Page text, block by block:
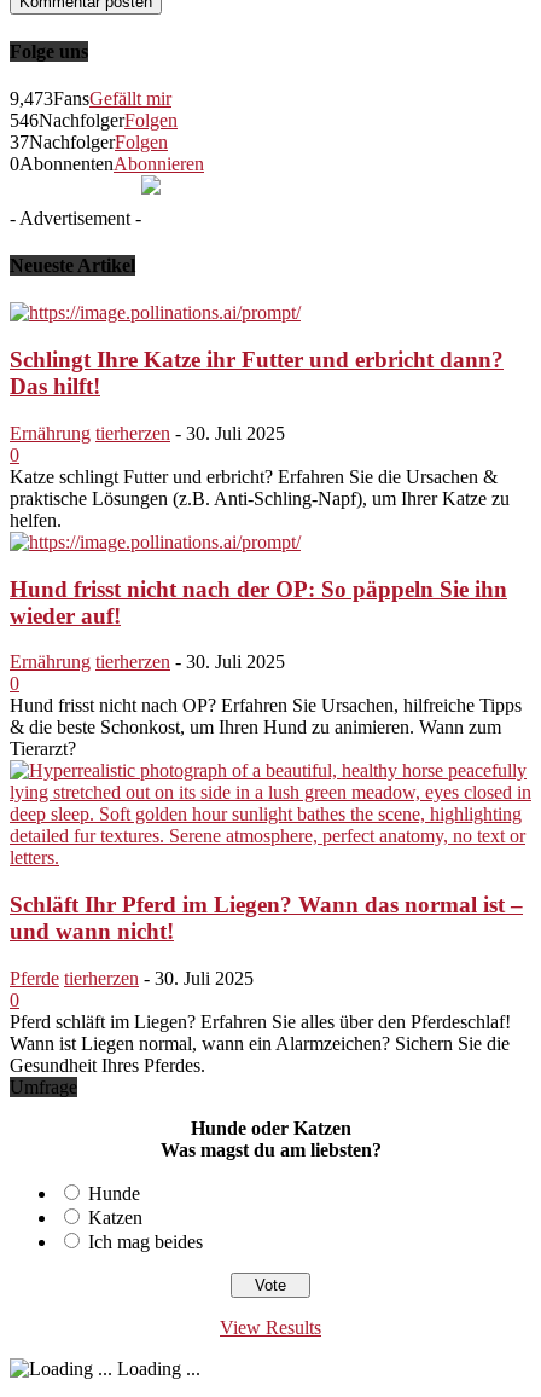
Folge uns
9,473FansGefällt mir
546NachfolgerFolgen
37NachfolgerFolgen
0AbonnentenAbonnieren
- Advertisement -
Neueste Artikel
Schlingt Ihre Katze ihr Futter und erbricht dann?
Das hilft!
Ernährung tierherzen - 30. Juli 2025
0
Katze schlingt Futter und erbricht? Erfahren Sie die Ursachen &
praktische Lösungen (z.B. Anti-Schling-Napf), um Ihrer Katze zu
helfen.
Hund frisst nicht nach der OP: So päppeln Sie ihn
wieder auf!
Ernährung tierherzen - 30. Juli 2025
0
Hund frisst nicht nach OP? Erfahren Sie Ursachen, hilfreiche Tipps
& die beste Schonkost, um Ihren Hund zu animieren. Wann zum
Tierarzt?
Schläft Ihr Pferd im Liegen? Wann das normal ist –
und wann nicht!
Pferde tierherzen - 30. Juli 2025
0
Pferd schläft im Liegen? Erfahren Sie alles über den Pferdeschlaf!
Wann ist Liegen normal, wann ein Alarmzeichen? Sichern Sie die
Gesundheit Ihres Pferdes.
Umfrage
Hunde oder Katzen
Was magst du am liebsten?
Hunde
Katzen
Ich mag beides
View Results
Loading ...